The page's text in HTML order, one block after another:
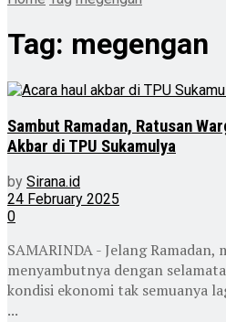
Tag: megengan
Sambut Ramadan, Ratusan
Akbar di TPU Sukamulya
by Sirana.id
24 February 2025
0
SAMARINDA - Jelang Ramadan,
menyambutnya dengan
kondisi ekonomi tak semuanya
...